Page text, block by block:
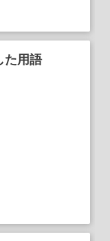
た用語